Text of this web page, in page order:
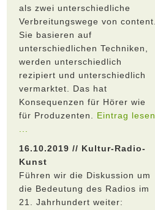
als zwei unterschiedliche
Verbreitungswege von content.
Sie basieren auf
unterschiedlichen Techniken,
werden unterschiedlich
rezipiert und unterschiedlich
vermarktet. Das hat
Konsequenzen für Hörer wie
für Produzenten. Eintrag lesen
16.10.2019 // Kultur-Radio-
Kunst
Führen wir die Diskussion um
die Bedeutung des Radios im
21. Jahrhundert weiter: